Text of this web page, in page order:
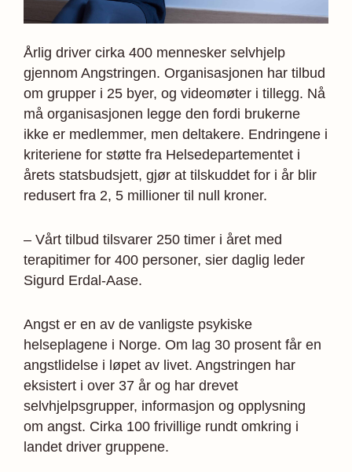
Årlig driver cirka 400 mennesker selvhjelp
gjennom Angstringen. Organisasjonen har tilbud
om grupper i 25 byer, og videomøter i tillegg. Nå
må organisasjonen legge den fordi brukerne
ikke er medlemmer, men deltakere. Endringene i
kriteriene for støtte fra Helsedepartementet i
årets statsbudsjett, gjør at tilskuddet for i år blir
redusert fra 2, 5 millioner til null kroner.
– Vårt tilbud tilsvarer 250 timer i året med
terapitimer for 400 personer, sier daglig leder
Sigurd Erdal-Aase.
Angst er en av de vanligste psykiske
helseplagene i Norge. Om lag 30 prosent får en
angstlidelse i løpet av livet. Angstringen har
eksistert i over 37 år og har drevet
selvhjelpsgrupper, informasjon og opplysning
om angst. Cirka 100 frivillige rundt omkring i
landet driver gruppene.